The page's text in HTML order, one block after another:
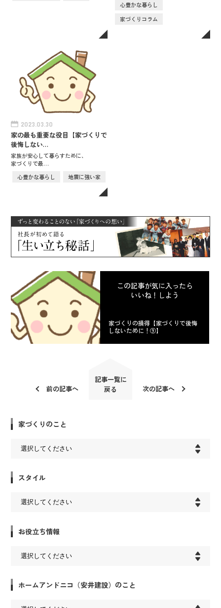
心豊かな暮らし
家づくりコラム
2023.03.30
家の最も重要な役目【家づくりで
後悔しない…
家族が安心して暮らすために、
家づくりで最…
心豊かな暮らし
地震に強い家
この記事が気に入ったら
いいね！しよう
家づくりの損得【家づくりで後悔
しないために！⑨】
前の記事へ
記事一覧に
戻る
次の記事へ
家づくりのこと
スタイル
お役立ち情報
ホームアンドニコ（安井建設）のこと